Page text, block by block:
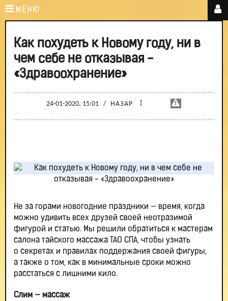
МЕНЮ
Как похудеть к Новому году, ни в
чем себе не отказывая -
«Здравоохранение»
24-01-2020, 15:01 / НАЗАР ¦
Не за горами новогодние праздники — время, когда
можно удивить всех друзей своей неотразимой
фигурой и статью. Мы решили обратиться к мастерам
салона тайского массажа ТАО СПА, чтобы узнать
о секретах и правилах поддержания своей фигуры,
а также о том, как в минимальные сроки можно
расстаться с лишними кило.
Слим — массаж